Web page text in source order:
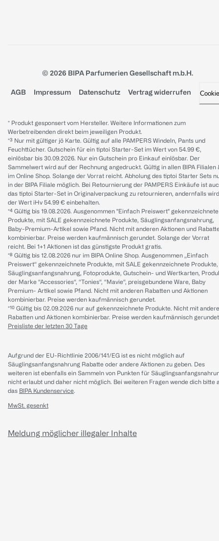
© 2026 BIPA Parfumerien Gesellschaft m.b.H.
AGB Impressum Datenschutz Vertrag widerrufen
* Produkt gesponsert vom Hersteller. Weitere Informationen zum
Werbetreibenden direkt beim jeweiligen Produkt.
*³ Nur mit gültiger jö Karte. Gültig auf alle PAMPERS Windeln, Pants und
Feuchttücher. Gutschein für ein tiptoi Starter-Set im Wert von 54.99 €,
einlösbar bis 30.09.2026. Nur ein Gutschein pro Einkauf einlösbar. Der
Sammelwert wird auf der Rechnung angedruckt. Gültig in allen BIPA Filialen
im Online Shop. Solange der Vorrat reicht. Abholung des tiptoi Starter Sets
in der BIPA Filiale möglich. Bei Retournierung der PAMPERS Einkäufe ist
das tiptoi Starter-Set in Originalverpackung zu retournieren, andernfalls wird
der Wert iHv 54.99 € einbehalten.
*⁴ Gültig bis 19.08.2026. Ausgenommen "Einfach Preiswert" gekennzeichnete
Produkte, mit SALE gekennzeichnete Produkte, Säuglingsanfangsnahrung,
Baby-Premium-Artikel sowie Pfand. Nicht mit anderen Aktionen und
kombinierbar. Preise werden kaufmännisch gerundet. Solange der Vorrat
reicht. Bei 1+1 Aktionen ist das günstigste Produkt gratis.
*⁸ Gültig bis 12.08.2026 nur im BIPA Online Shop. Ausgenommen „Einfach
Preiswert“ gekennzeichnete Produkte, mit SALE gekennzeichnete Produkte,
Säuglingsanfangsnahrung, Fotoprodukte, Gutschein- und Wertkarten,
der Marke “Accessories“, “Tonies“, “Mavie“, preisgebundene Ware, Baby
Premium- Artikel sowie Pfand. Nicht mit anderen Rabatten und Aktionen
kombinierbar. Preise werden kaufmännisch gerundet.
*¹⁰ Gültig bis 02.09.2026 nur auf gekennzeichnete Produkte. Nicht mit
Rabatten und Aktionen kombinierbar. Preise werden kaufmännisch
Preisliste der letzten 30 Tage
Aufgrund der EU-Richtlinie 2006/141/EG ist es nicht möglich auf
Säuglingsanfangsnahrung Rabatte oder andere Aktionen zu geben. Des
weiteren ist ebenfalls ein Sammeln von Punkten für
nicht erlaubt und daher nicht möglich. Bei weiteren Fragen wende dich bitte
das BIPA Kundenservice.
MwSt. gesenkt
Meldung möglicher illegaler Inhalte